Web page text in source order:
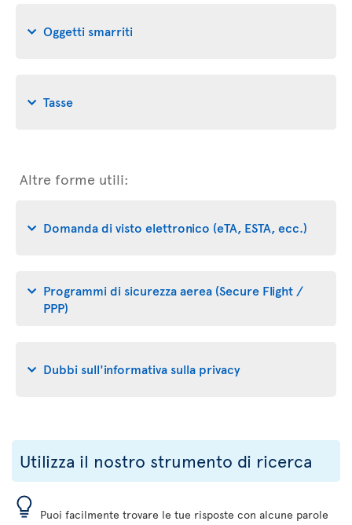
Oggetti smarriti
Tasse
Altre forme utili:
Domanda di visto elettronico (eTA, ESTA, ecc.)
Programmi di sicurezza aerea (Secure Flight /
PPP)
Dubbi sull'informativa sulla privacy
Utilizza il nostro strumento di ricerca
Puoi facilmente trovare le tue risposte con alcune parole